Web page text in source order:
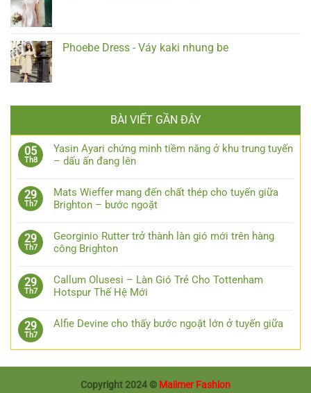
Phoebe Dress - Váy kaki nhung be
BÀI VIẾT GẦN ĐÂY
05
Th8
Yasin Ayari chứng minh tiềm năng ở khu trung tuyến
– dấu ấn đang lên
29
Th7
Mats Wieffer mang đến chất thép cho tuyến giữa
Brighton – bước ngoặt
29
Th7
Georginio Rutter trở thành làn gió mới trên hàng
công Brighton
29
Th7
Callum Olusesi – Làn Gió Trẻ Cho Tottenham
Hotspur Thế Hệ Mới
29
Th7
Alfie Devine cho thấy bước ngoặt lớn ở tuyến giữa
Copyright 2024 © Maiimer Fashion